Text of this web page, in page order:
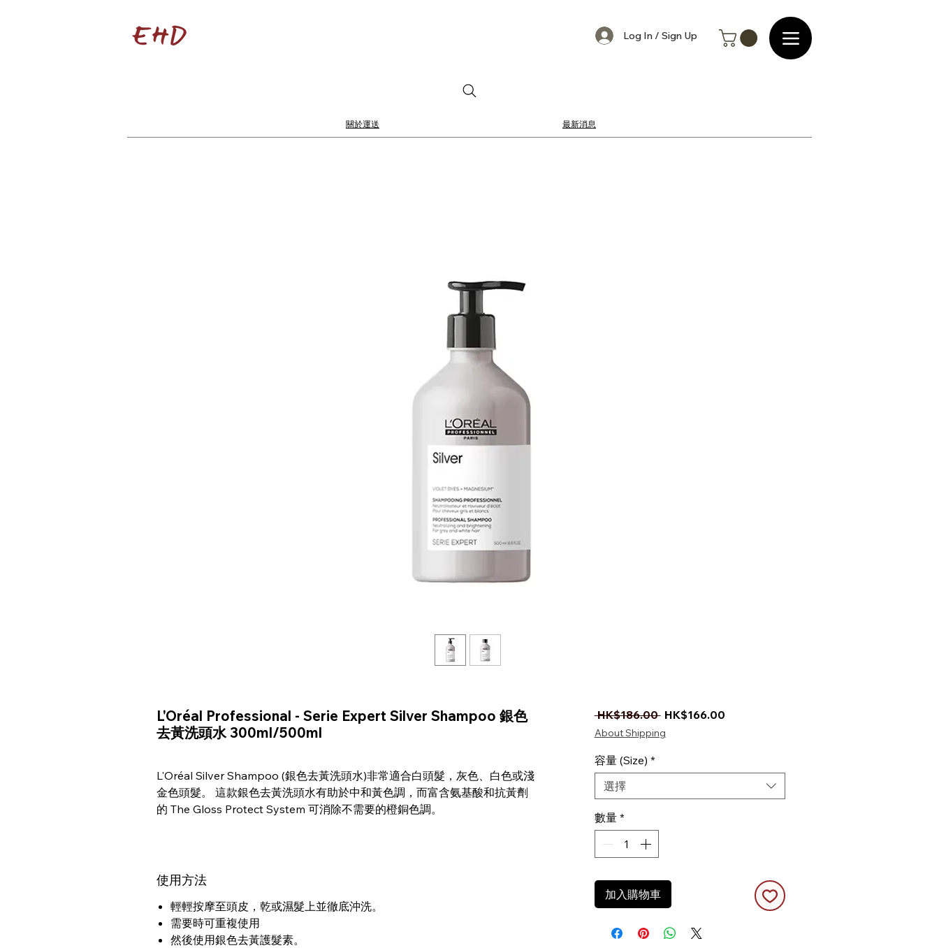
Log In / Sign Up
關於運送 最新消息
L'Oréal Professional - Serie Expert Silver Shampoo 銀色
去黃洗頭水 300ml/500ml
L'Oréal Silver Shampoo (銀色去黃洗頭水)非常適合白頭髮，灰色、白色或淺
金色頭髮。 這款銀色去黃洗頭水有助於中和黃色調，而富含氨基酸和抗黃劑
的 The Gloss Protect System 可消除不需要的橙銅色調。
使用方法
輕輕按摩至頭皮，乾或濕髮上並徹底沖洗。
需要時可重複使用
然後使用銀色去黃護髮素。
HK$186.00 一般價格
HK$166.00促銷價格
About Shipping
容量 (Size) *
選擇
數量 *
加入購物車